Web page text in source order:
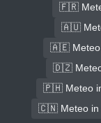
🇫🇷
🇦🇺
🇦🇪 Meteo
🇩🇿 Meteo
🇵🇭 Meteo
🇨🇳 Meteo in